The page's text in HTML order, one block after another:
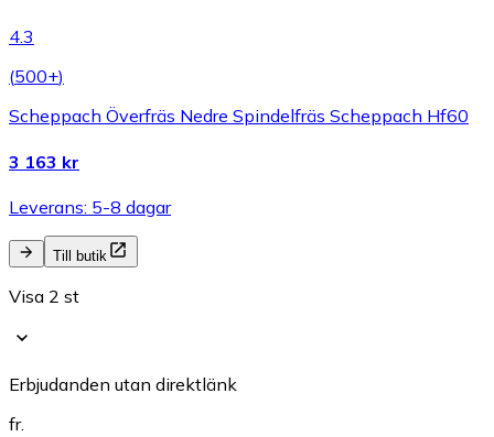
4.3
(500+)
Scheppach Överfräs Nedre Spindelfräs Scheppach Hf60
3 163 kr
Leverans: 5-8 dagar
Till butik
Visa 2 st
Erbjudanden utan direktlänk
fr.